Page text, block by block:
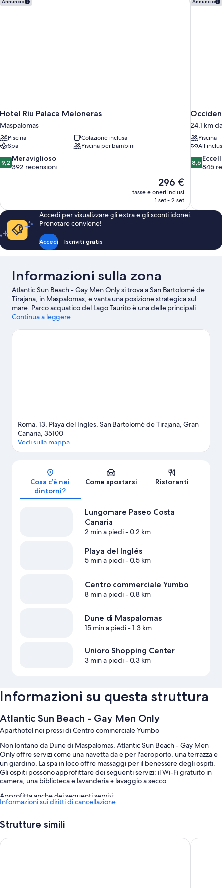
Annuncio
Hotel Riu Palace Meloneras
Maspalomas
Piscina
Colazione inclusa
Spa
Piscina per bambini
9.2
su
recensioni
9,2 Meraviglioso
392 recensioni
Il
prezzo
attuale
296 €
296 €
tasse e oneri inclusi
1 set - 2 set
Annuncio
24,1 km
Piscina
All
8.6
su
recensioni
8,6
845
Accedi per visualizzare gli extra e gli sconti idonei.
Prenotare conviene!
Accedi Iscriviti gratis
Informazioni sulla zona
Atlantic Sun Beach - Gay Men Only si trova a San Bartolomé de
Tirajana, in Maspalomas, e vanta una posizione strategica sul
mare. Parco acquatico del Lago Taurito è una delle principali
attrazioni della zona. A livello naturalistico, invece, spiccano
de Maspalomas e Centro Culturale San Fernando di Maspalomas
Continua a leggere
Roma, 13, Playa del Ingles, San Bartolomé de Tirajana, Gran
Canaria, 35100
Vedi sulla mappa
Cosa c’è nei
dintorni?
Come spostarsi Ristoranti
Lungomare Paseo Costa
Canaria
2 min a piedi- 0.2 km
Playa del Inglés
5 min a piedi- 0.5 km
Centro commerciale Yumbo
8 min a piedi- 0.8 km
Dune di Maspalomas
15 min a piedi- 1.3 km
Unioro Shopping Center
3 min a piedi- 0.3 km
Informazioni su questa struttura
Atlantic Sun Beach - Gay Men Only
Aparthotel nei pressi di Centro commerciale Yumbo
Non lontano da Dune di Maspalomas, Atlantic Sun Beach - Gay Men
Only offre servizi come una navetta da e per l'aeroporto, una terrazza e
un giardino. La spa in loco offre massaggi per il benessere degli ospiti.
Gli ospiti possono approfittare dei seguenti servizi: il Wi-Fi gratuito in
camera, una biblioteca e lavanderia e lavaggio a secco.
Approfitta anche dei seguenti servizi:
Un parcheggio non assistito gratuito
La colazione a buffet (a pagamento), un servizio di noleggio
biciclette e una navetta da e per l'aeroporto (a pagamento)
Informazioni sui diritti di cancellazione
Strutture simili
Axel Beach Maspalomas - Adults Only